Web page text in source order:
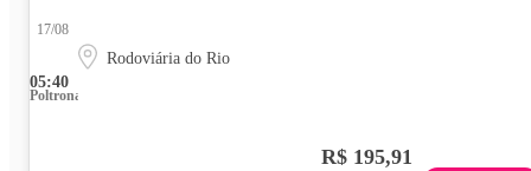
05:40
17/08
Rodoviária do Rio
Poltrona
R$ 195,91